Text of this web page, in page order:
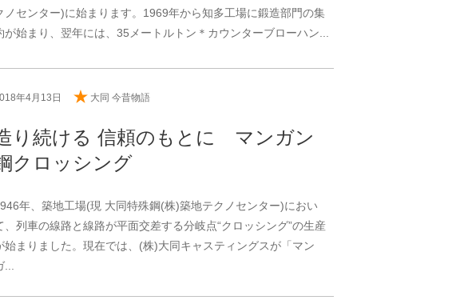
ノセンター)に始まります。1969年から知多工場に鍛造部門の集
が始まり、翌年には、35メートルトン＊カウンターブローハン...
年4月13日 大同 今昔物語
り続ける 信頼のもとに マンガン
クロッシング
年、築地工場(現 大同特殊鋼(株)築地テクノセンター)におい
、列車の線路と線路が平面交差する分岐点“クロッシング”の生産
始まりました。現在では、(株)大同キャスティングスが「マン